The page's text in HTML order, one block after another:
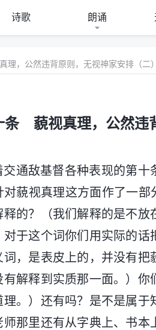
诗歌 朗诵
理，公然违背原则，无视神家安排（二）
条 藐视真理，公然违
交通敌基督各种表现的第
对藐视真理这方面作了一
释的？（我们解释的是不
对于这个词你们用实际的
词，是表皮上的，并没有
有解释到实质那一面。）
。）还有吗？是不是属于
师那里还有从字典上、书